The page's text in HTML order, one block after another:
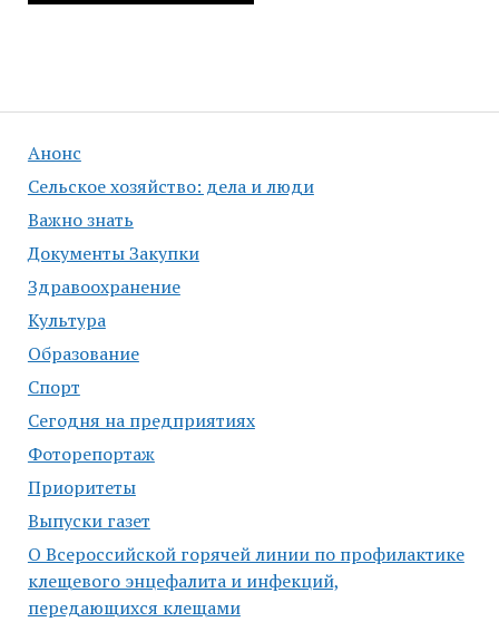
Анонс
Сельское хозяйство: дела и люди
Важно знать
Документы Закупки
Здравоохранение
Культура
Образование
Спорт
Сегодня на предприятиях
Фоторепортаж
Приоритеты
Выпуски газет
О Всероссийской горячей линии по профилактике
клещевого энцефалита и инфекций,
передающихся клещами